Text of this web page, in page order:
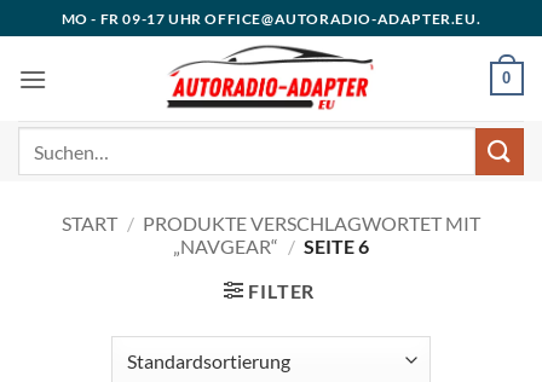
Inhalt
springen
MO - FR 09-17 UHR OFFICE@AUTORADIO-ADAPTER.EU.
0
START / PRODUKTE VERSCHLAGWORTET MIT
„NAVGEAR“ / SEITE 6
FILTER